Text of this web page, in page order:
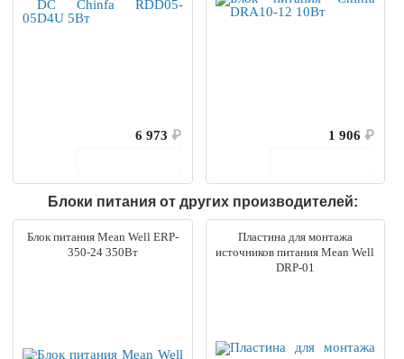
6 973 ₽
1 906 ₽
Блоки питания от других производителей:
Блок питания Mean Well ERP-
350-24 350Вт
Пластина для монтажа
источников питания Mean Well
DRP-01